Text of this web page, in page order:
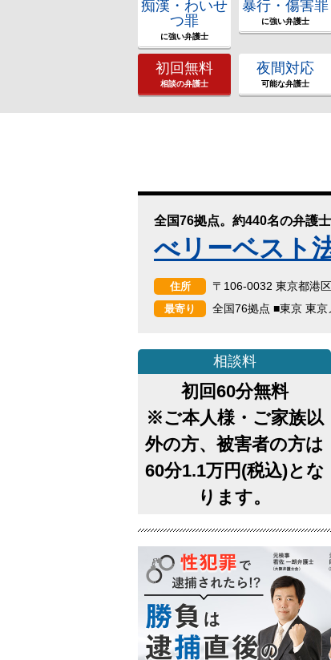
痴漢・わいせ
つ罪
に強い弁護士
暴行・傷害罪
に強い弁護士
初回無料
相談の弁護士
夜間対応
可能な弁護士
全国76拠点。約440名の弁護
べリーベスト
住所 〒106-0032 東京都港
最寄り 全国76拠点 ■東京 東
相談料
初回60分無料
※ご本人様・ご家族以
外の方、被害者の方は
60分1.1万円(税込)とな
ります。